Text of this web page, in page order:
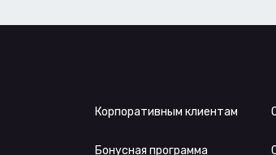
Корпоративным клиентам
Бонусная программа